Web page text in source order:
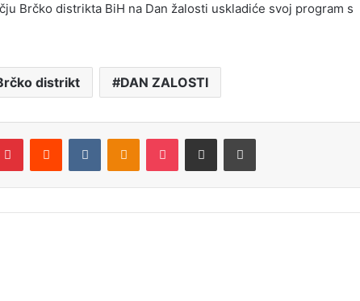
Brčko distrikta BiH na Dan žalosti uskladiće svoj program s
distrikt DAN ZALOSTI